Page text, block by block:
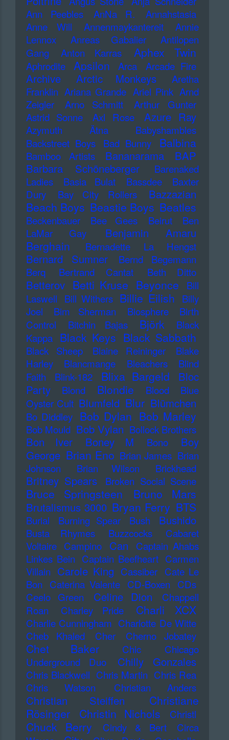
Ann Peebles
AnNa R.
Annahstasia
Anne Will
Annenmaykantereit
Annie
Lennox
Anreas Gabalier
Antilopen
Gang
Anton Karras Aphex Twin
Aphrodite Apsilon Arca Arcade Fire
Archive Arctic Monkeys
Aretha
Franklin Ariana Grande Ariel Pink Arnd
Zeigler
Arno Schmitt
Arthur Gunter
Astrid Sonne
Axl Rose Azure Ray
Azymuth Ätna
Babyshambles
Backstreet Boys
Bad Bunny Balbina
Bamboo Artists Bananarama
BAP
Barbara Schöneberger
Barenaked
Ladies
Basia Bulat Bassdee
Baxter
Dury
Bay City Rollers Bazzazian
Beach Boys Beastie Boys Beatles
Beckenbauer Bee Gees Beirut
Ben
LaMar Gay
Benjamin Amaru
Berghain Bernadette La Hengst
Bernard Sumner
Bernd Begemann
Berq
Bertrand Cantat Beth Ditto
Betterov Betti Kruse Beyonce
Bill
Laswell
Bill Withers Billie Eilish
Billy
Joel
Bim Sherman Biosphere
Birth
Control
Bitchin Bajas Björk
Black
Kappa Black Keys Black Sabbath
Black Sheep Blaine Reininger
Blake
Harley
Blancmange Bleachers
Blind
Faith
Blink-182 Blixa Bargeld
Bloc
Party
Blond Blondie Blood
Blue
Oyster Cult Blumfeld Blur Blümchen
Bo Diddley Bob Dylan Bob Marley
Bob Mould Bob Vylan Bollock Brothers
Bon Iver Boney M Bono
Boy
George Brian Eno Brian James Brian
Johnson
Brian Wilson Brickhead
Britney Spears Broken Social Scene
Bruce Springsteen Bruno Mars
Brutalismus 3000 Bryan Ferry BTS
Burial Burning Spear Bush Bushido
Busta Rhymes Buzzcocks
Cabaret
Voltaire Campino Can
Captain Ahabs
Linkes Bein Captain Beefheart Carmen
Villain Carole King Cassiber Cate Le
Bon
Caterina Valente CD-Boxen
CDs
Ceelo Green
Celine Dion
Chappell
Roan
Charley Pride Charli XCX
Charlie Cunningham Charlotte De Witte
Cheb Khaled
Cher Cherno Jobatey
Chet Baker Chic
Chicago
Underground Duo
Chilly Gonzales
Chris Blackwell Chris Martin Chris Rea
Chris Watson
Christian Anders
Christian Steiffen
Christiane
Rösinger
Christin Nichols Christl
Chuck Berry Cindy & Bert
Circa